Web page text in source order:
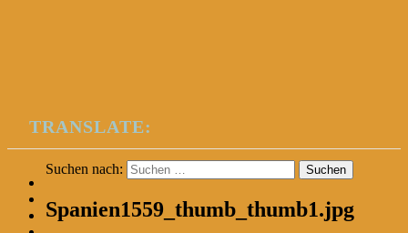
TRANSLATE:
Suchen nach:
Spanien1559_thumb_thumb1.jpg